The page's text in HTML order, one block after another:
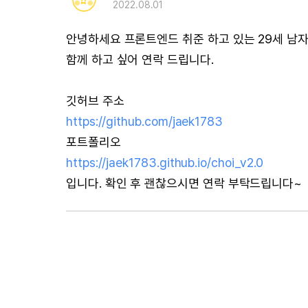
2022.08.01
안녕하세요 프론트엔드 취준 하고 있는 29세 남
함께 하고 싶어 연락 드립니다.
https://github.com/jaek1783
https://jaek1783.github.io/choi_v2.0
입니다. 확인 후 괜찮으시면 연락 부탁드립니다~